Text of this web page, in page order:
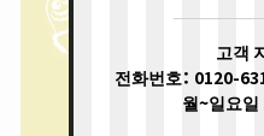
고객
전화번호： 0120-
월~일요